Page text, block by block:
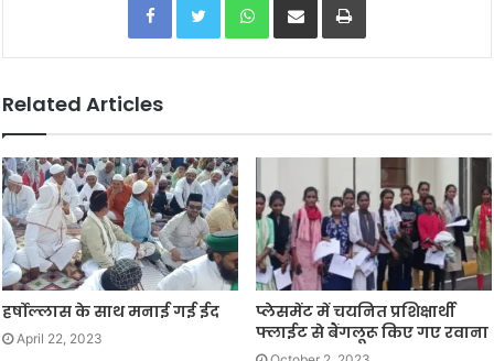
Related Articles
हर्षोल्लास के साथ मनाई गई ईद
April 22, 2023
प्लेसमेंट में चयनित प्रशिक्षार्थी
फ्लाईट से बैंगलूरू किए गए रवाना